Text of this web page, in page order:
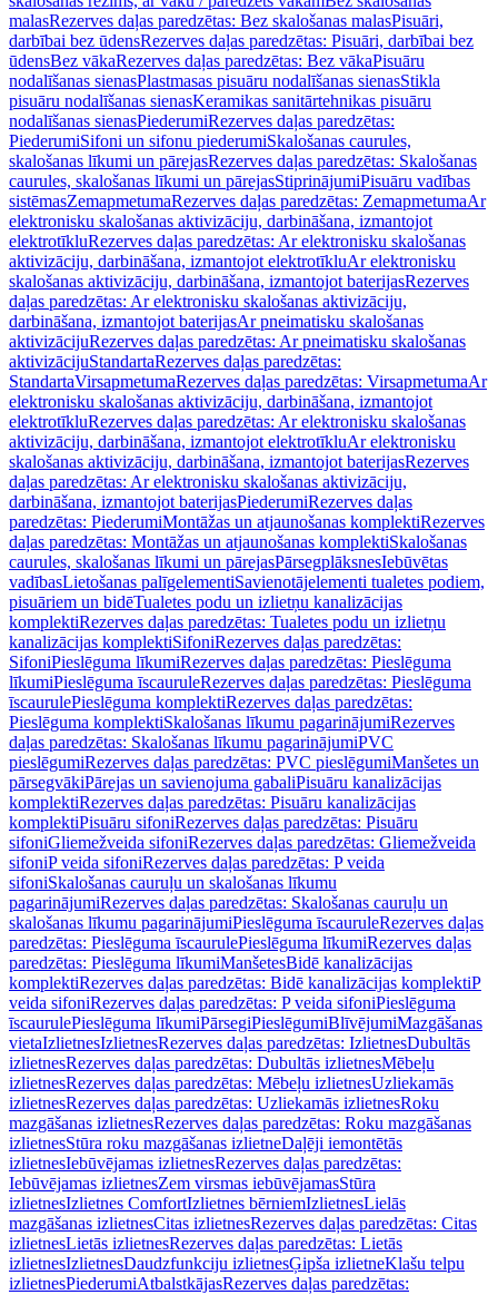
malasRezerves daļas paredzētas: Bez skalošanas malasPisuāri,
darbībai bez ūdensRezerves daļas paredzētas: Pisuāri, darbībai bez
ūdensBez vākaRezerves daļas paredzētas: Bez vākaPisuāru
nodalīšanas sienasPlastmasas pisuāru nodalīšanas sienasStikla
pisuāru nodalīšanas sienasKeramikas sanitārtehnikas pisuāru
nodalīšanas sienasPiederumiRezerves daļas paredzētas:
PiederumiSifoni un sifonu piederumiSkalošanas caurules,
skalošanas līkumi un pārejasRezerves daļas paredzētas: Skalošanas
caurules, skalošanas līkumi un pārejasStiprinājumiPisuāru vadības
sistēmasZemapmetumaRezerves daļas paredzētas: ZemapmetumaAr
elektronisku skalošanas aktivizāciju, darbināšana, izmantojot
elektrotīkluRezerves daļas paredzētas: Ar elektronisku skalošanas
aktivizāciju, darbināšana, izmantojot elektrotīkluAr elektronisku
skalošanas aktivizāciju, darbināšana, izmantojot baterijasRezerves
daļas paredzētas: Ar elektronisku skalošanas aktivizāciju,
darbināšana, izmantojot baterijasAr pneimatisku skalošanas
aktivizācijuRezerves daļas paredzētas: Ar pneimatisku skalošanas
aktivizācijuStandartaRezerves daļas paredzētas:
StandartaVirsapmetumaRezerves daļas paredzētas: VirsapmetumaAr
elektronisku skalošanas aktivizāciju, darbināšana, izmantojot
elektrotīkluRezerves daļas paredzētas: Ar elektronisku skalošanas
aktivizāciju, darbināšana, izmantojot elektrotīkluAr elektronisku
skalošanas aktivizāciju, darbināšana, izmantojot baterijasRezerves
daļas paredzētas: Ar elektronisku skalošanas aktivizāciju,
darbināšana, izmantojot baterijasPiederumiRezerves daļas
paredzētas: PiederumiMontāžas un atjaunošanas komplektiRezerves
daļas paredzētas: Montāžas un atjaunošanas komplektiSkalošanas
caurules, skalošanas līkumi un pārejasPārsegplāksnesIebūvētas
vadībasLietošanas palīgelementiSavienotājelementi tualetes podiem,
pisuāriem un bidēTualetes podu un izlietņu kanalizācijas
komplektiRezerves daļas paredzētas: Tualetes podu un izlietņu
kanalizācijas komplektiSifoniRezerves daļas paredzētas:
SifoniPieslēguma līkumiRezerves daļas paredzētas: Pieslēguma
līkumiPieslēguma īscauruleRezerves daļas paredzētas: Pieslēguma
īscaurulePieslēguma komplektiRezerves daļas paredzētas:
Pieslēguma komplektiSkalošanas līkumu pagarinājumiRezerves
daļas paredzētas: Skalošanas līkumu pagarinājumiPVC
pieslēgumiRezerves daļas paredzētas: PVC pieslēgumiManšetes un
pārsegvākiPārejas un savienojuma gabaliPisuāru kanalizācijas
komplektiRezerves daļas paredzētas: Pisuāru kanalizācijas
komplektiPisuāru sifoniRezerves daļas paredzētas: Pisuāru
sifoniGliemežveida sifoniRezerves daļas paredzētas: Gliemežveida
sifoniP veida sifoniRezerves daļas paredzētas: P veida
sifoniSkalošanas cauruļu un skalošanas līkumu
pagarinājumiRezerves daļas paredzētas: Skalošanas cauruļu un
skalošanas līkumu pagarinājumiPieslēguma īscauruleRezerves daļas
paredzētas: Pieslēguma īscaurulePieslēguma līkumiRezerves daļas
paredzētas: Pieslēguma līkumiManšetesBidē kanalizācijas
komplektiRezerves daļas paredzētas: Bidē kanalizācijas komplektiP
veida sifoniRezerves daļas paredzētas: P veida sifoniPieslēguma
īscaurulePieslēguma līkumiPārsegiPieslēgumiBlīvējumiMazgāšanas
vietaIzlietnesIzlietnesRezerves daļas paredzētas: IzlietnesDubultās
izlietnesRezerves daļas paredzētas: Dubultās izlietnesMēbeļu
izlietnesRezerves daļas paredzētas: Mēbeļu izlietnesUzliekamās
izlietnesRezerves daļas paredzētas: Uzliekamās izlietnesRoku
mazgāšanas izlietnesRezerves daļas paredzētas: Roku mazgāšanas
izlietnesStūra roku mazgāšanas izlietneDaļēji iemontētās
izlietnesIebūvējamas izlietnesRezerves daļas paredzētas:
Iebūvējamas izlietnesZem virsmas iebūvējamasStūra
izlietnesIzlietnes ComfortIzlietnes bērniemIzlietnesLielās
mazgāšanas izlietnesCitas izlietnesRezerves daļas paredzētas: Citas
izlietnesLietās izlietnesRezerves daļas paredzētas: Lietās
izlietnesIzlietnesDaudzfunkciju izlietnesĢipša izlietneKlašu telpu
izlietnesPiederumiAtbalstkājasRezerves daļas paredzētas: